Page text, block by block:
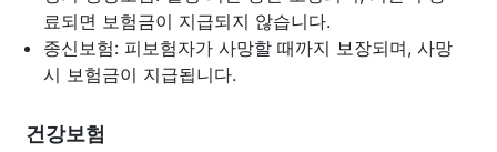
료되면 보험금이 지급되지 않습니다.
종신보험: 피보험자가 사망할 때까지 보장되며, 사망
시 보험금이 지급됩니다.
건강보험